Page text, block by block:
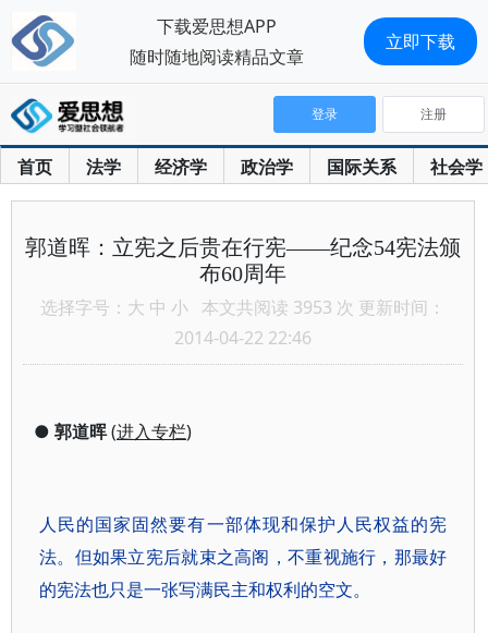
首页 法学 经济学 政治学 国际关系 社会学
登录 注册
郭道晖：立宪之后贵在行宪——纪念54宪法颁
布60周年
选择字号： 大 中 小 本文共阅读 3953 次 更新时间：
2014-04-22 22:46
● 郭道晖(进入专栏)
人民的国家固然要有一部体现和保护人民权益的宪
法。但如果立宪后就束之高阁，不重视施行，那最好
的宪法也只是一张写满民主和权利的空文。
下载爱思想APP
随时随地阅读精品文章
立即下载